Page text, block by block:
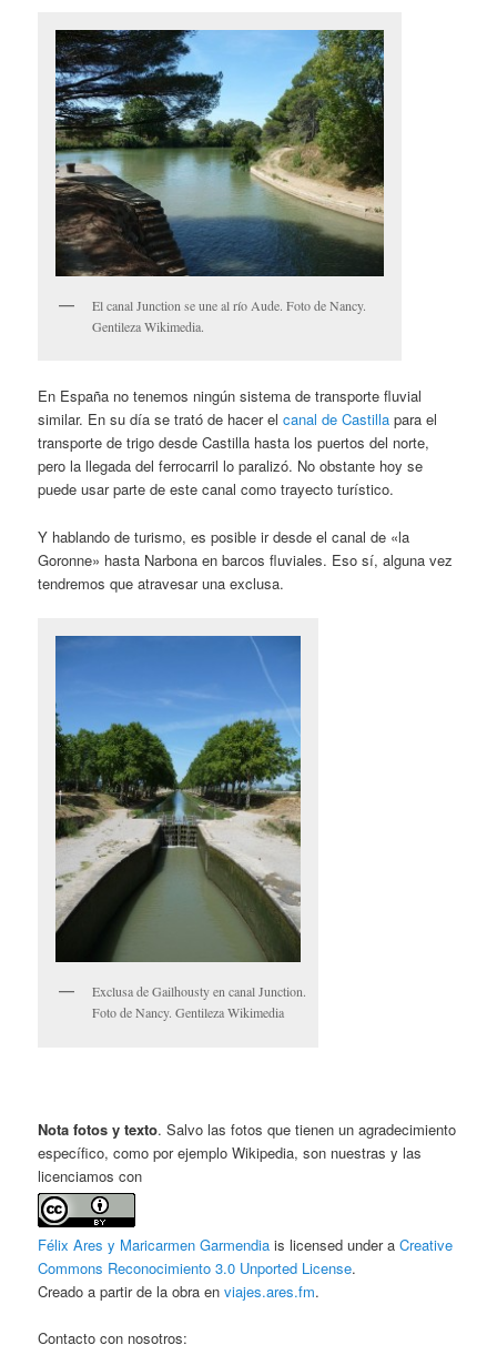
El canal Junction se une al río Aude. Foto de Nancy.
Gentileza Wikimedia.
En España no tenemos ningún sistema de transporte fluvial
similar. En su día se trató de hacer elcanal de Castilla para el
transporte de trigo desde Castilla hasta los puertos del norte,
pero la llegada del ferrocarril lo paralizó. No obstante hoy se
puede usar parte de este canal como trayecto turístico.
Y hablando de turismo, es posible ir desde el canal de «la
Goronne» hasta Narbona en barcos fluviales. Eso sí, alguna vez
tendremos que atravesar una exclusa.
Exclusa de Gailhousty en canal Junction.
Foto de Nancy. Gentileza Wikimedia
Nota fotos y texto. Salvo las fotos que tienen un agradecimiento
específico, como por ejemplo Wikipedia, son nuestras y las
licenciamos con
Félix Ares y Maricarmen Garmendia is licensed under aCreative
Commons Reconocimiento 3.0 Unported License.
Creado a partir de la obra enviajes.ares.fm.
Contacto con nosotros: